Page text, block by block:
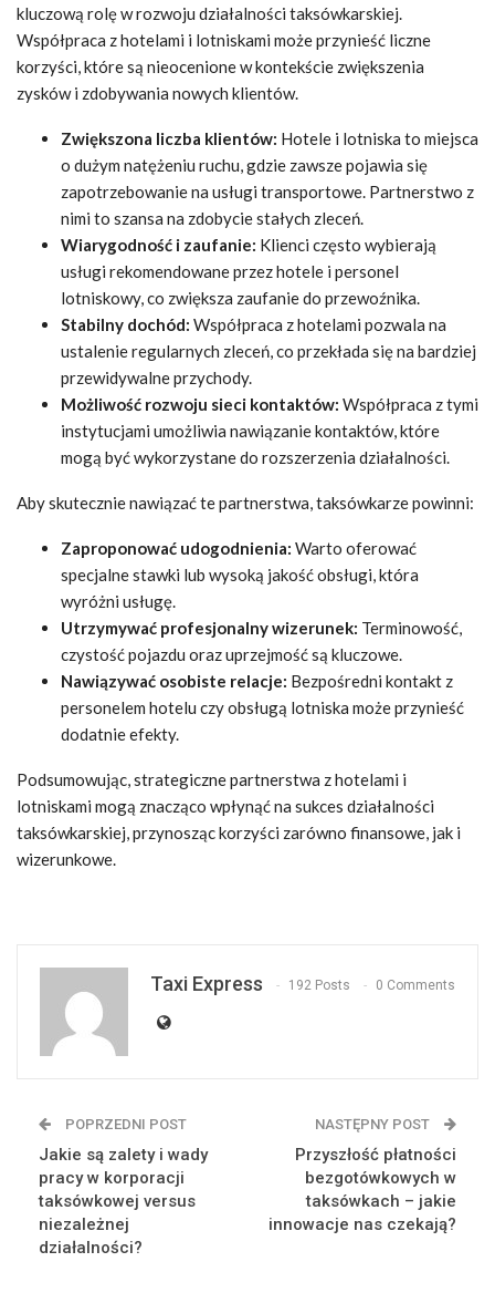
kluczową rolę w rozwoju działalności taksówkarskiej.
Współpraca z hotelami i lotniskami może przynieść liczne
korzyści, które są nieocenione w kontekście zwiększenia
zysków i zdobywania nowych klientów.
Zwiększona liczba klientów: Hotele i lotniska to miejsca
o dużym natężeniu ruchu, gdzie zawsze pojawia się
zapotrzebowanie na usługi transportowe. Partnerstwo z
nimi to szansa na zdobycie stałych zleceń.
Wiarygodność i zaufanie: Klienci często wybierają
usługi rekomendowane przez hotele i personel
lotniskowy, co zwiększa zaufanie do przewoźnika.
Stabilny dochód: Współpraca z hotelami pozwala na
ustalenie regularnych zleceń, co przekłada się na bardziej
przewidywalne przychody.
Możliwość rozwoju sieci kontaktów: Współpraca z tymi
instytucjami umożliwia nawiązanie kontaktów, które
mogą być wykorzystane do rozszerzenia działalności.
Aby skutecznie nawiązać te partnerstwa, taksówkarze powinni:
Zaproponować udogodnienia: Warto oferować
specjalne stawki lub wysoką jakość obsługi, która
wyróżni usługę.
Utrzymywać profesjonalny wizerunek: Terminowość,
czystość pojazdu oraz uprzejmość są kluczowe.
Nawiązywać osobiste relacje: Bezpośredni kontakt z
personelem hotelu czy obsługą lotniska może przynieść
dodatnie efekty.
Podsumowując, strategiczne partnerstwa z hotelami i
lotniskami mogą znacząco wpłynąć na sukces działalności
taksówkarskiej, przynosząc korzyści zarówno finansowe, jak i
wizerunkowe.
Taxi Express 192 Posts 0 Comments
POPRZEDNI POST
Jakie są zalety i wady
pracy w korporacji
taksówkowej versus
niezależnej
działalności?
NASTĘPNY POST
Przyszłość płatności
bezgotówkowych w
taksówkach – jakie
innowacje nas czekają?